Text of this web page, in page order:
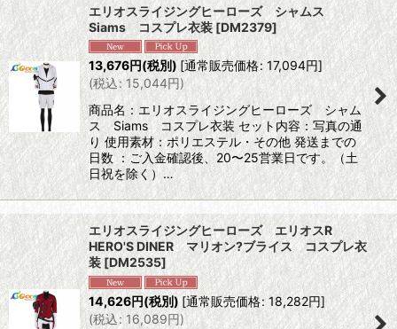
エリオスライジングヒーローズ シャムス
Siams コスプレ衣装 [DM2379]
13,676円(税別) [通常販売価格: 17,094円]
(税込: 15,044円)
商品名：エリオスライジングヒーローズ シャム
ス Siams コスプレ衣装 セット内容：写真の通
り 使用素材：ポリエステル・その他 発送までの
日数 ：ご入金確認後、20〜25営業日です。（土
日祝を除く）…
エリオスライジングヒーローズ エリオスR
HERO'S DINER マリオン?ブライス コスプレ衣
装[DM2535]
14,626円(税別)[通常販売価格: 18,282円]
(税込: 16,089円)